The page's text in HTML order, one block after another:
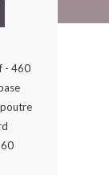
- 460
poutre